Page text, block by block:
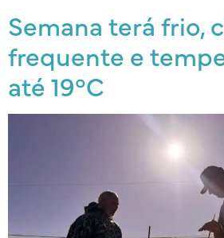
Semana terá frio,
frequente e
até 19°C